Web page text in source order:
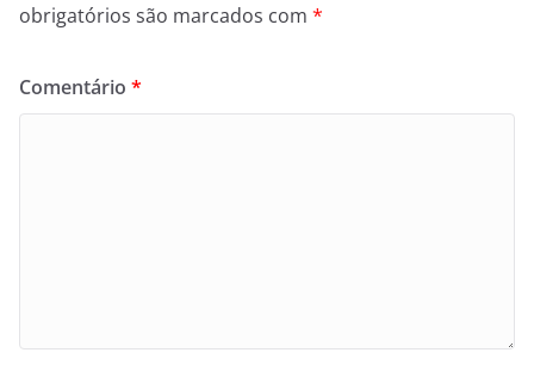
obrigatórios são marcados com *
Comentário *